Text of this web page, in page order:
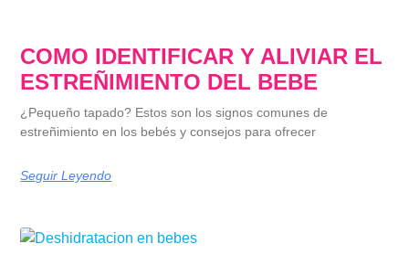
COMO IDENTIFICAR Y ALIVIAR EL
ESTREÑIMIENTO DEL BEBE
¿Pequeño tapado? Estos son los signos comunes de
estreñimiento en los bebés y consejos para ofrecer
Seguir Leyendo